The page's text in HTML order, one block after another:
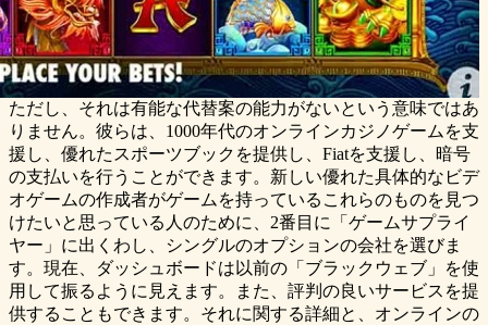
ただし、それは有能な代替案の能力がないという意味ではあ
りません。彼らは、1000年代のオンラインカジノゲームを支
援し、優れたスポーツブックを提供し、Fiatを支援し、暗号
の支払いを行うことができます。新しい優れた具体的なビデ
オゲームの作成者がゲームを持っているこれらのものを見つ
けたいと思っている人のために、2番目に「ゲームサプライ
ヤー」に出くわし、シングルのオプションの会社を選びま
す。現在、ダッシュボードは以前の「ブラックウェブ」を使
用して振るように見えます。また、評判の良いサービスを提
供することもできます。それに関する詳細と、オンラインの